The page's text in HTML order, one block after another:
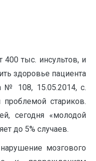
400 тыс. инсультов, и
здоровье пациента
№ 108, 15.05.2014, с.
стариков.
сегодня «молодой
до 5% случаев.
мозгового